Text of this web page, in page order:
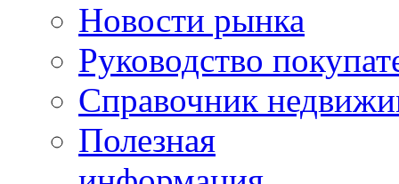
Новости рынка
Руководство
Справочник
Полезная